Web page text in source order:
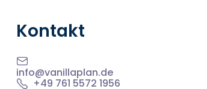
Kontakt
info@vanillaplan.de
+49 761 5572 1956